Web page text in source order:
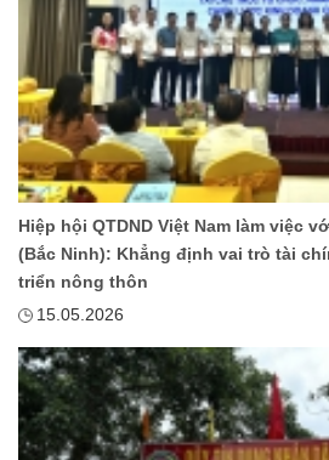
Hiệp hội QTDND Việt Nam làm việc
(Bắc Ninh): Khẳng định vai trò tài
triển nông thôn
15.05.2026